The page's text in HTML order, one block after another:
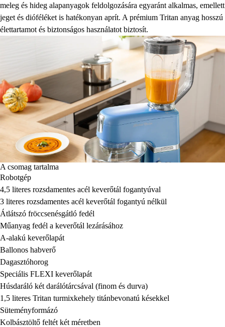
meleg és hideg alapanyagok feldolgozására egyaránt alkalmas, emellett
jeget és dióféléket is hatékonyan aprít. A prémium Tritan anyag hosszú
élettartamot és biztonságos használatot biztosít.
A csomag tartalma
Robotgép
4,5 literes rozsdamentes acél keverőtál fogantyúval
3 literes rozsdamentes acél keverőtál fogantyú nélkül
Átlátszó fröccsenésgátló fedél
Műanyag fedél a keverőtál lezárásához
A-alakú keverőlapát
Ballonos habverő
Dagasztóhorog
Speciális FLEXI keverőlapát
Húsdaráló két darálótárcsával (finom és durva)
1,5 literes Tritan turmixkehely titánbevonatú késekkel
Süteményformázó
Kolbásztöltő feltét két méretben